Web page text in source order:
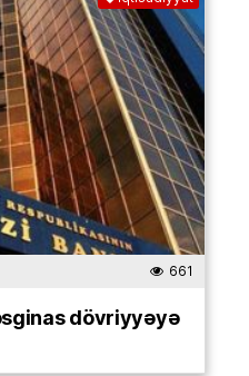
661
dövriyyəyə